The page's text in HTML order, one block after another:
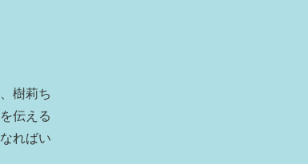
樹莉ち
伝える
ればい